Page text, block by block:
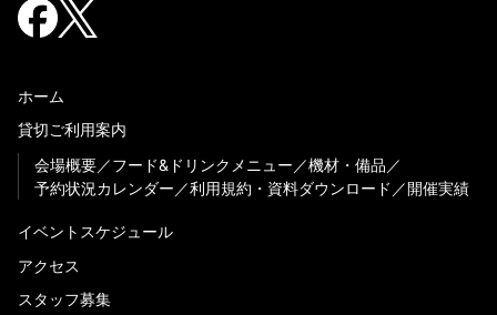
ホーム
貸切ご利用案内
会場概要
フード&ドリンクメニュー
機材・備品
予約状況カレンダー
利用規約・資料ダウンロード 開催実績
イベントスケジュール
アクセス
スタッフ募集